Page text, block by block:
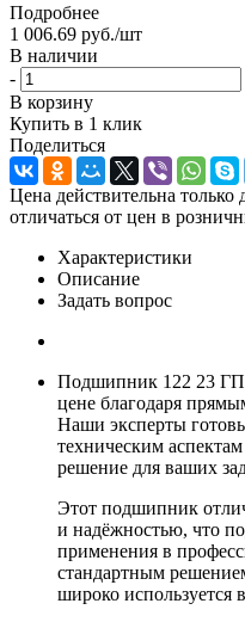
Подробнее
1 006.69 руб./шт
В наличии
-
В корзину
Купить в 1 клик
Поделиться
Цена действительна
отличаться от цен в
Характеристики
Описание
Задать вопрос
Подшипник 122 23
цене благодаря
Наши эксперты
техническим
решение для ваших
Этот подшипник
и надёжностью, что
применения в
стандартным
широко